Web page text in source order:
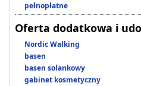
pełnopłatne
Oferta dodatkowa i
Nordic Walking
basen
basen solankowy
gabinet kosmetyczny